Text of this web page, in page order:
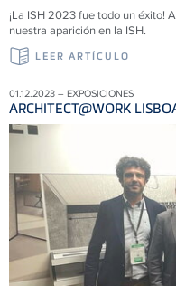
¡La ISH 2023 fue todo un éxito!
nuestra aparición en la ISH.
LEER ARTÍCULO
01.12.2023 – EXPOSICIONES
ARCHITECT@WORK